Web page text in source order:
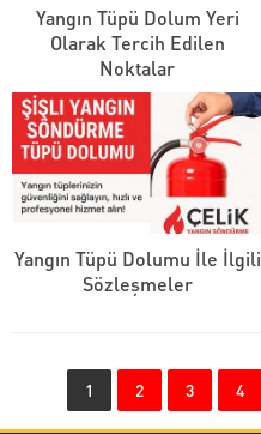
Yangın Tüpü Dolum Yeri
Olarak Tercih Edilen
Noktalar
Yangın Tüpü Dolumu İle İlgili
Sözleşmeler
1 2 3 4